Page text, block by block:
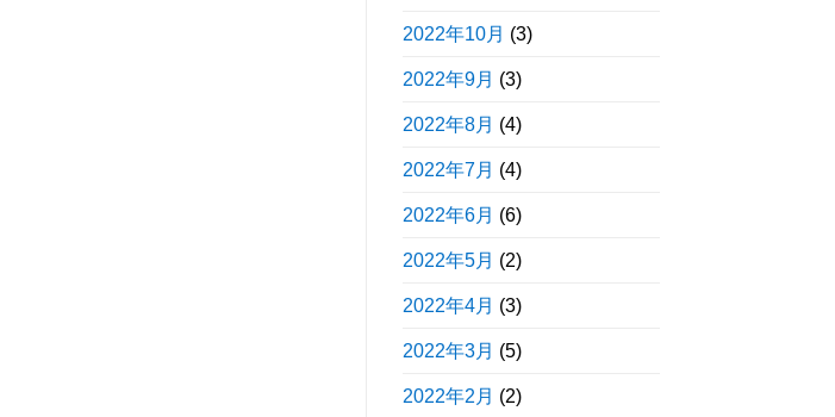
2022年10月 (3)
2022年9月 (3)
2022年8月 (4)
2022年7月 (4)
2022年6月 (6)
2022年5月 (2)
2022年4月 (3)
2022年3月 (5)
2022年2月 (2)